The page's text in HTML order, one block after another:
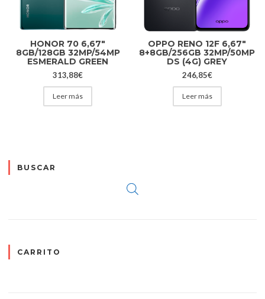
HONOR 70 6,67″
8GB/128GB 32MP/54MP
ESMERALD GREEN
313,88€
Leer más
OPPO RENO 12F 6,67″
8+8GB/256GB 32MP/50MP
DS (4G) GREY
246,85€
Leer más
BUSCAR
CARRITO